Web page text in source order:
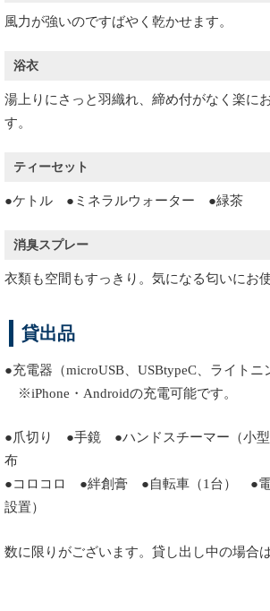
風力が強いのですばやく乾かせます。
浴衣
湯上りにさっと羽織れ、 締め付がなく 楽に
す。
ティーセット
●ケトル ●ミネラルウォーター ●緑茶
消臭スプレー
衣類も空間もすっきり。気になる匂いにお
貸出品
●充電器 （microUSB、USBtypeC、ライトニ
※iPhone・Androidの充電可能です。
●爪切り ●手鏡 ●ハンドスチーマー（小
布
●コロコロ ●絆創膏 ●自転車（1台） ●電
設置）
数に限りがございます。貸し出し中の場合